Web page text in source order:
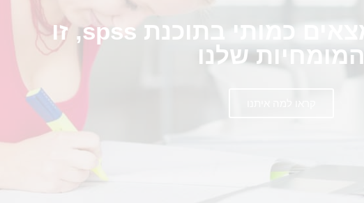
הכנת פרק ממצאים כמותי בתוכנת spss, זו
המומחיות שלנו